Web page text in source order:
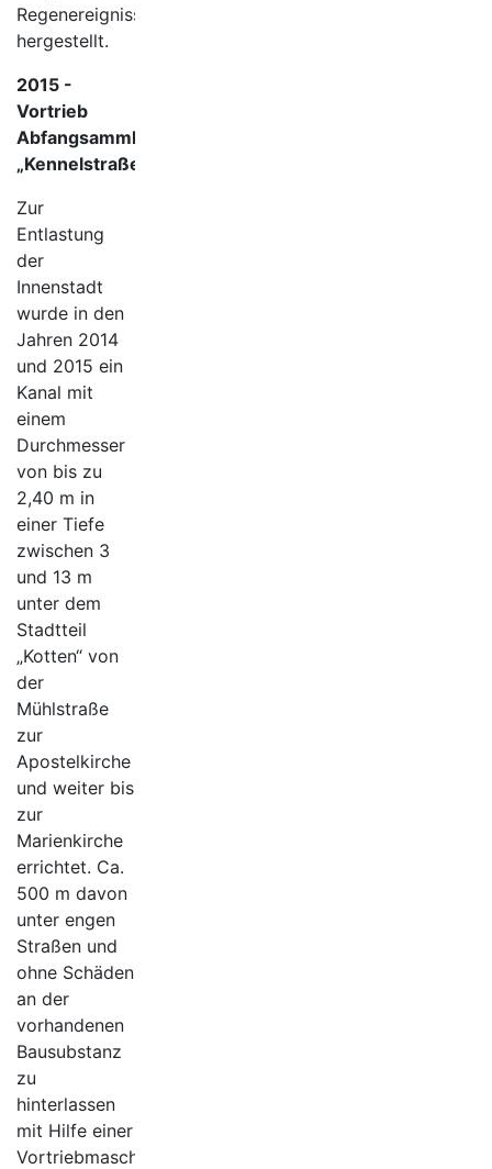
Regenereignissen
hergestellt.
2015 -
Vortrieb
Abfangsammler
„Kennelstraße“
Zur
Entlastung
der
Innenstadt
wurde in den
Jahren 2014
und 2015 ein
Kanal mit
einem
Durchmesser
von bis zu
2,40 m in
einer Tiefe
zwischen 3
und 13 m
unter dem
Stadtteil
„Kotten“ von
der
Mühlstraße
zur
Apostelkirche
und weiter bis
zur
Marienkirche
errichtet. Ca.
500 m davon
unter engen
Straßen und
ohne Schäden
an der
vorhandenen
Bausubstanz
zu
hinterlassen
mit Hilfe einer
Vortriebmaschine.